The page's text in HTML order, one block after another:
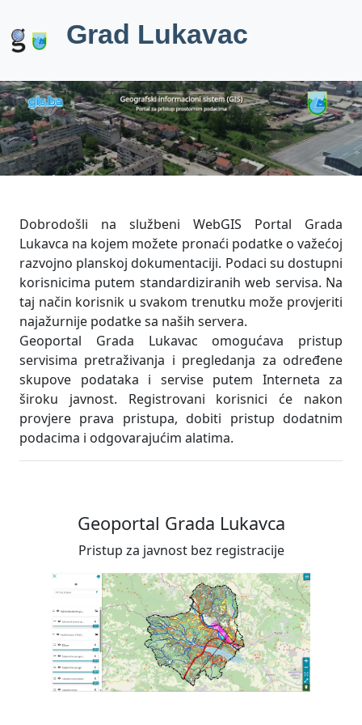
Grad Lukavac
Dobrodošli na službeni WebGIS Portal Grada
Lukavca na kojem možete pronaći podatke o važećoj
razvojno planskoj dokumentaciji. Podaci su dostupni
korisnicima putem standardiziranih web servisa. Na
taj način korisnik u svakom trenutku može provjeriti
najažurnije podatke sa naših servera.
Geoportal Grada Lukavac omogućava pristup
servisima pretraživanja i pregledanja za određene
skupove podataka i servise putem Interneta za
široku javnost. Registrovani korisnici će nakon
provjere prava pristupa, dobiti pristup dodatnim
podacima i odgovarajućim alatima.
Geoportal Grada Lukavca
Pristup za javnost bez registracije